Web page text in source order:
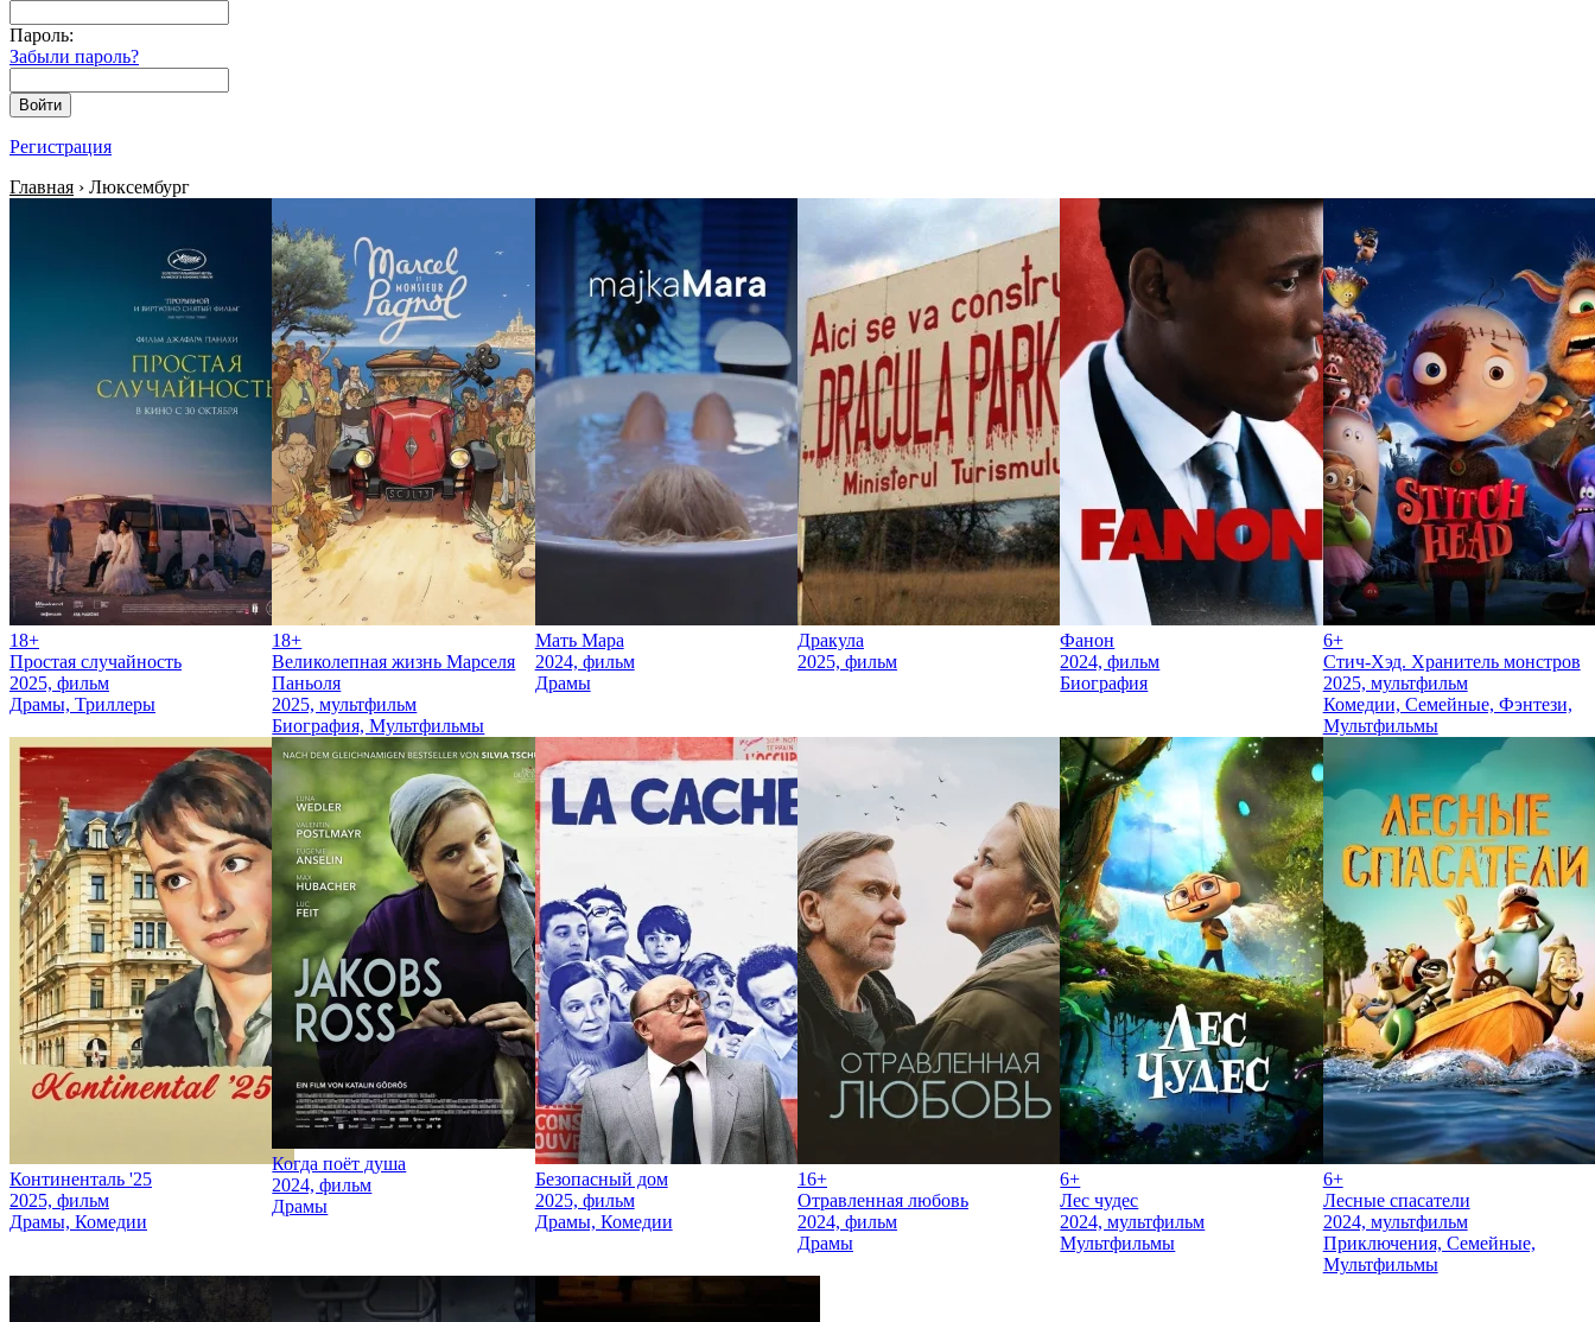
Пароль:
Забыли пароль?
Войти
Регистрация
Главная › Люксембург
18+
Простая случайность
2025, фильм
Драмы, Триллеры
18+
Великолепная жизнь Марселя
Паньоля
2025, мультфильм
Биография, Мультфильмы
Мать Мара
2024, фильм
Драмы
Дракула
2025, фильм
Фанон
2024, фильм
Биография
6+
Стич-Хэд. Хранитель монстров
2025, мультфильм
Комедии, Семейные, Фэнтези,
Мультфильмы
Континенталь '25
2025, фильм
Драмы, Комедии
Когда поёт душа
2024, фильм
Драмы
Безопасный дом
2025, фильм
Драмы, Комедии
16+
Отравленная любовь
2024, фильм
Драмы
6+
Лес чудес
2024, мультфильм
Мультфильмы
6+
Лесные спасатели
2024, мультфильм
Приключения, Семейные,
Мультфильмы